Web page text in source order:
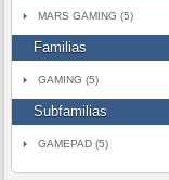
MARS GAMING (5)
Familias
GAMING (5)
Subfamilias
GAMEPAD (5)